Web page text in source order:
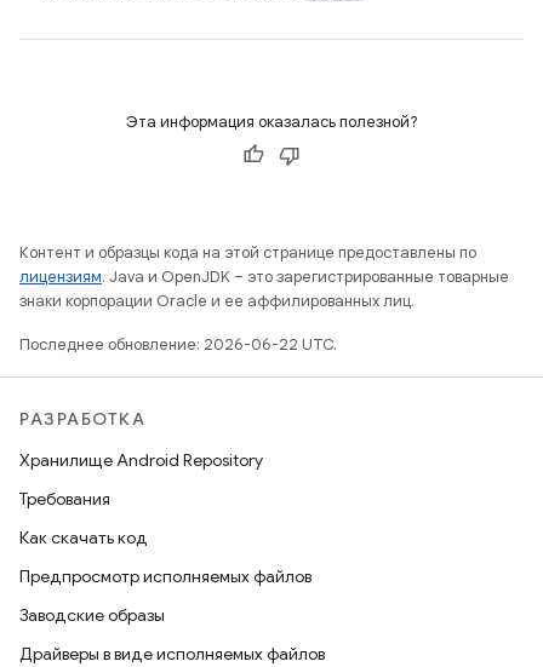
Эта информация оказалась полезной?
Контент и образцы кода на этой странице предоставлены по
лицензиям. Java и OpenJDK – это зарегистрированные товарные
знаки корпорации Oracle и ее аффилированных лиц.
Последнее обновление: 2026-06-22 UTC.
РАЗРАБОТКА
Хранилище Android Repository
Требования
Как скачать код
Предпросмотр исполняемых файлов
Заводские образы
Драйверы в виде исполняемых файлов